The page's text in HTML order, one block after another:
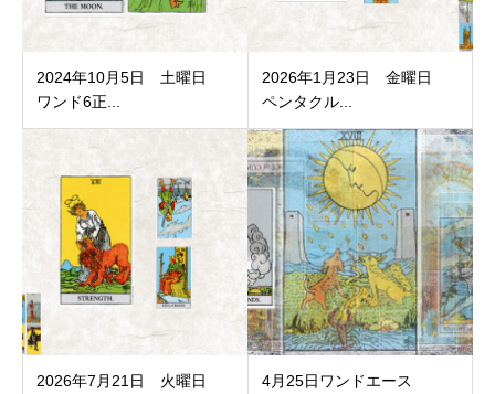
2024年10月5日 土曜日
ワンド6正...
2026年1月23日 金曜日
ペンタクル...
2026年7月21日 火曜日
4月25日ワンドエース